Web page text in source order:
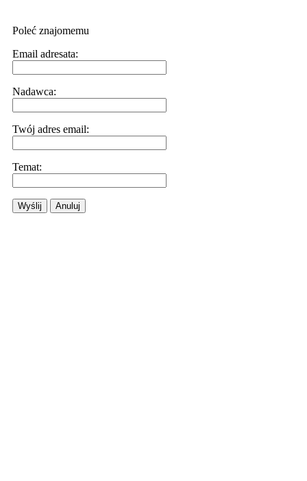
Poleć znajomemu
Email adresata:
Nadawca:
Twój adres email:
Temat:
Wyślij Anuluj